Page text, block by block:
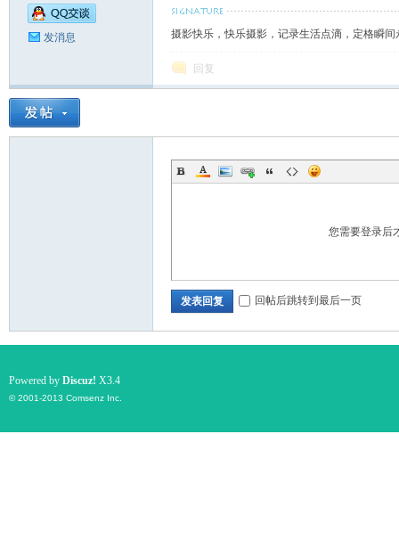
发消息 摄影快乐，快乐摄影，记录生活点滴，定格瞬
回复
您需要登录后
发表回复 回帖后跳转到最后一页
Powered by Discuz! X3.4
© 2001-2013 Comsenz Inc.